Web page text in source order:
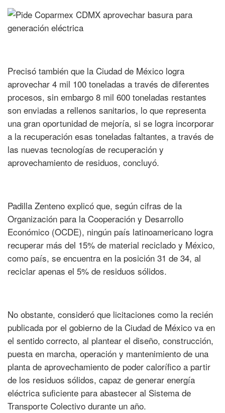
Precisó también que la Ciudad de México logra
aprovechar 4 mil 100 toneladas a través de diferentes
procesos, sin embargo 8 mil 600 toneladas restantes
son enviadas a rellenos sanitarios, lo que representa
una gran oportunidad de mejoría, si se logra incorporar
a la recuperación esas toneladas faltantes, a través de
las nuevas tecnologías de recuperación y
aprovechamiento de residuos, concluyó.
Padilla Zenteno explicó que, según cifras de la
Organización para la Cooperación y Desarrollo
Económico (OCDE), ningún país latinoamericano logra
recuperar más del 15% de material reciclado y México,
como país, se encuentra en la posición 31 de 34, al
reciclar apenas el 5% de residuos sólidos.
No obstante, consideró que licitaciones como la recién
publicada por el gobierno de la Ciudad de México va en
el sentido correcto, al plantear el diseño, construcción,
puesta en marcha, operación y mantenimiento de una
planta de aprovechamiento de poder calorífico a partir
de los residuos sólidos, capaz de generar energía
eléctrica suficiente para abastecer al Sistema de
Transporte Colectivo durante un año.